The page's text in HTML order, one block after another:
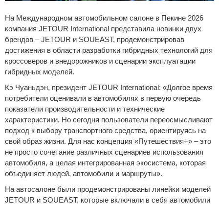
Сравнение
Личный кабинет
На Международном автомобильном салоне в Пекине 2026
компания JETOUR International представила новинки двух
брендов – JETOUR и SOUEAST, продемонстрировав
достижения в области разработки гибридных технологий для
кроссоверов и внедорожников и сценарии эксплуатации
гибридных моделей.
Кэ Чуаньдэн, президент JETOUR International: «Долгое время
потребители оценивали в автомобилях в первую очередь
показатели производительности и технические
характеристики. Но сегодня пользователи переосмысливают
подход к выбору транспортного средства, ориентируясь на
свой образ жизни. Для нас концепция «Путешествия+» – это
не просто сочетание различных сценариев использования
автомобиля, а целая интегрированная экосистема, которая
объединяет людей, автомобили и маршруты».
На автосалоне были продемонстрированы линейки моделей
JETOUR и SOUEAST, которые включали в себя автомобили